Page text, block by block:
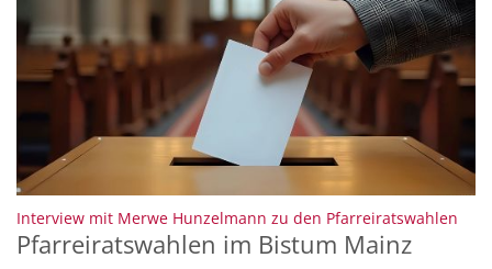
Interview mit Merwe Hunzelmann zu den Pfarreiratswahlen
Pfarreiratswahlen im Bistum Mainz